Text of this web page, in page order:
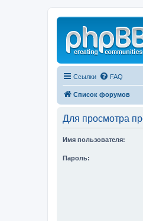
Ссылки FAQ
Список форумов
Для просмотра
Имя пользователя:
Пароль: